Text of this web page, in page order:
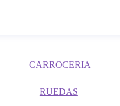
CARROCERIA
RUEDAS